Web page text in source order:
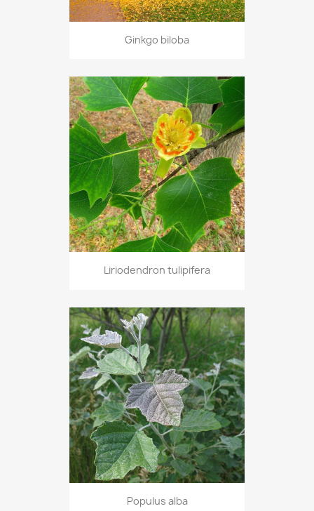
Ginkgo biloba
Liriodendron tulipifera
Populus alba